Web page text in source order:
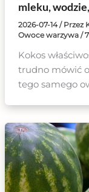
mleku,
2026-07-14/ Przez
Owoce warzywa/
Kokos
trudno mówić
tego samego